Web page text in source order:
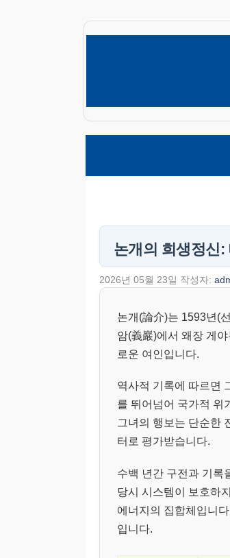
논개의 희생정신:
2026년 05월 23일 작성자:
논개(論介)는 1593년(
암(義巖)에서 왜장 게
로운 여인입니다.
역사적 기록에 따르면
를 뛰어넘어 국가적 위
그녀의 행보는 단순한
터로 평가받습니다.
수백 년간 구전과 기록
당시 시스템이 보호하
에너지의 집합체입니
입니다.